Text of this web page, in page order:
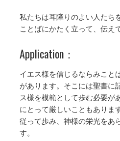
私たちは耳障りのよい人たち
ことばにかたく立って、伝え
Application：
イエス様を信じるならみこと
があります。そこには聖書に
ス様を模範として歩む必要が
にとって厳しいこともありま
従って歩み、神様の栄光をあ
す。